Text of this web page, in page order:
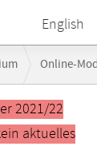
English
Online-
2021/22
aktuelles